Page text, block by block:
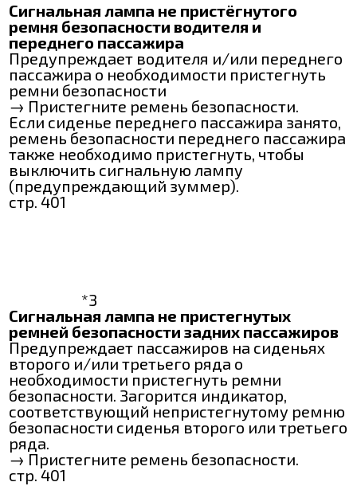
Сигнальная лампа не пристёгнутого
ремня безопасности водителя и
переднего пассажира
Предупреждает водителя и/или переднего
пассажира о необходимости пристегнуть
ремни безопасности
→ Пристегните ремень безопасности.
Если сиденье переднего пассажира занято,
ремень безопасности переднего пассажира
также необходимо пристегнуть, чтобы
выключить сигнальную лампу
(предупреждающий зуммер).
стр. 401
*3
Сигнальная лампа не пристегнутых
ремней безопасности задних пассажиров
Предупреждает пассажиров на сиденьях
второго и/или третьего ряда о
необходимости пристегнуть ремни
безопасности. Загорится индикатор,
соответствующий непристегнутому ремню
безопасности сиденья второго или третьего
ряда.
→ Пристегните ремень безопасности.
стр. 401